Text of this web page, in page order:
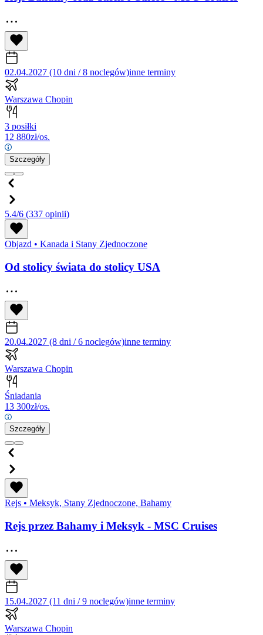
02.04.2027 (10 dni / 8 noclegów)inne terminy
Warszawa Chopin
3 posiłki
12 880zł/os.
Szczegóły
5.4/6 (337 opinii)
Objazd • Kanada i Stany Zjednoczone
Od stolicy świata do stolicy USA
20.04.2027 (8 dni / 6 noclegów)inne terminy
Warszawa Chopin
Śniadania
13 300zł/os.
Szczegóły
Rejs • Meksyk, Stany Zjednoczone, Bahamy
Rejs przez Bahamy i Meksyk - MSC Cruises
15.04.2027 (11 dni / 9 noclegów)inne terminy
Warszawa Chopin